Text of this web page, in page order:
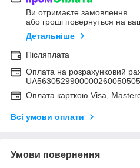
Ви отримаєте замовлення
або гроші повернуться на
Детальніше
Післяплата
Оплата на розрахунковий
Оплата карткою Visa,
Всі умови оплати
Умови повернення